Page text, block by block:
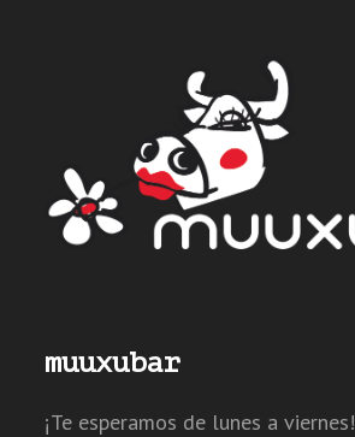
muuxubar
¡Te esperamos de lunes a viernes!